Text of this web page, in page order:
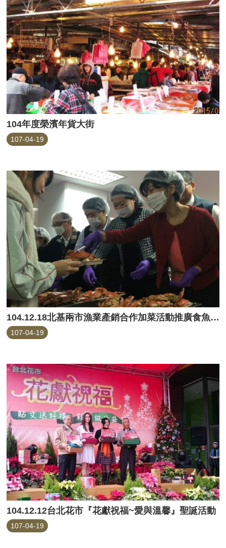
104年度榮濱年貨大街
107-04-19
104.12.18北基兩市漁業產銷合作加菜活動推廣食魚文化
107-04-19
104.12.12台北花市『花獻祝福~愛與溫馨』聖誕活動
107-04-19